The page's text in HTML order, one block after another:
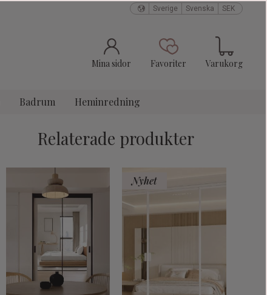
Sverige Svenska SEK
Mina sidor Favoriter
Favoriter Varukorg
Badrum Heminredning
Relaterade produkter
Nyhet